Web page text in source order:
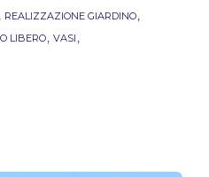
, REALIZZAZIONE GIARDINO,
LIBERO, VASI ,